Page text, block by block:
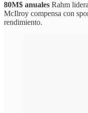
80M$ anuales Rahm
McIlroy compensa con
rendimiento.